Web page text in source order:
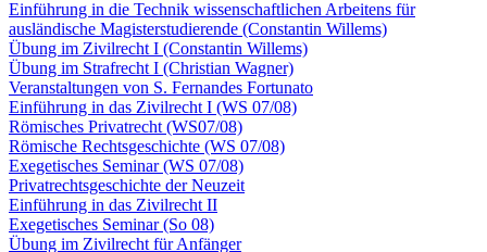
Einführung in die Technik wissenschaftlichen Arbeitens für
ausländische Magisterstudierende (Constantin Willems)
Übung im Zivilrecht I (Constantin Willems)
Übung im Strafrecht I (Christian Wagner)
Veranstaltungen von S. Fernandes Fortunato
Einführung in das Zivilrecht I (WS 07/08)
Römisches Privatrecht (WS07/08)
Römische Rechtsgeschichte (WS 07/08)
Exegetisches Seminar (WS 07/08)
Privatrechtsgeschichte der Neuzeit
Einführung in das Zivilrecht II
Exegetisches Seminar (So 08)
Übung im Zivilrecht für Anfänger